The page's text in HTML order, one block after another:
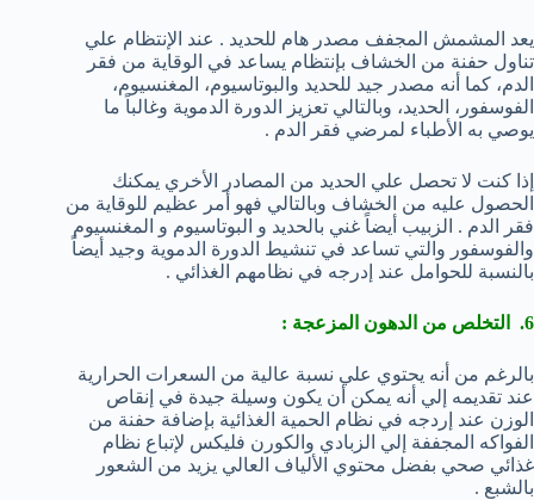
يعد المشمش المجفف مصدر هام للحديد . عند الإنتظام علي
تناول حفنة من الخشاف بإنتظام يساعد في الوقاية من فقر
الدم، كما أنه مصدر جيد للحديد والبوتاسيوم، المغنسيوم،
الفوسفور، الحديد، وبالتالي تعزيز الدورة الدموية وغالباً ما
يوصي به الأطباء لمرضي فقر الدم .
إذا كنت لا تحصل علي الحديد من المصادر الأخري يمكنك
الحصول عليه من الخشاف وبالتالي فهو أمر عظيم للوقاية من
فقر الدم . الزبيب أيضاً غني بالحديد و البوتاسيوم و المغنسيوم
والفوسفور والتي تساعد في تنشيط الدورة الدموية وجيد أيضاً
بالنسبة للحوامل عند إدرجه في نظامهم الغذائي .
6. التخلص من الدهون المزعجة :
بالرغم من أنه يحتوي علي نسبة عالية من السعرات الحرارية
عند تقديمه إلي أنه يمكن أن يكون وسيلة جيدة في إنقاص
الوزن عند إردجه في نظام الحمية الغذائية بإضافة حفنة من
الفواكه المجففة إلي الزبادي والكورن فليكس لإتباع نظام
غذائي صحي بفضل محتوي الألياف العالي يزيد من الشعور
بالشبع .